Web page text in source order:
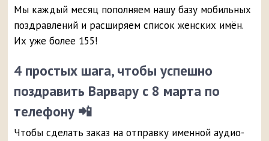
Мы каждый месяц пополняем нашу базу мобильных
поздравлений и расширяем список женских имён.
Их уже более 155!
4 простых шага, чтобы успешно
поздравить Варвару с 8 марта по
телефону 📲
Чтобы сделать заказ на отправку именной аудио-